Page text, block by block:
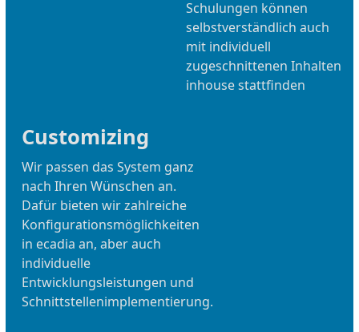
Schulungen können
selbstverständlich auch
mit individuell
zugeschnittenen Inhalten
inhouse stattfinden
Customizing
Wir passen das System ganz
nach Ihren Wünschen an.
Dafür bieten wir zahlreiche
Konfigurationsmöglichkeiten
in ecadia an, aber auch
individuelle
Entwicklungsleistungen und
Schnittstellenimplementierung.